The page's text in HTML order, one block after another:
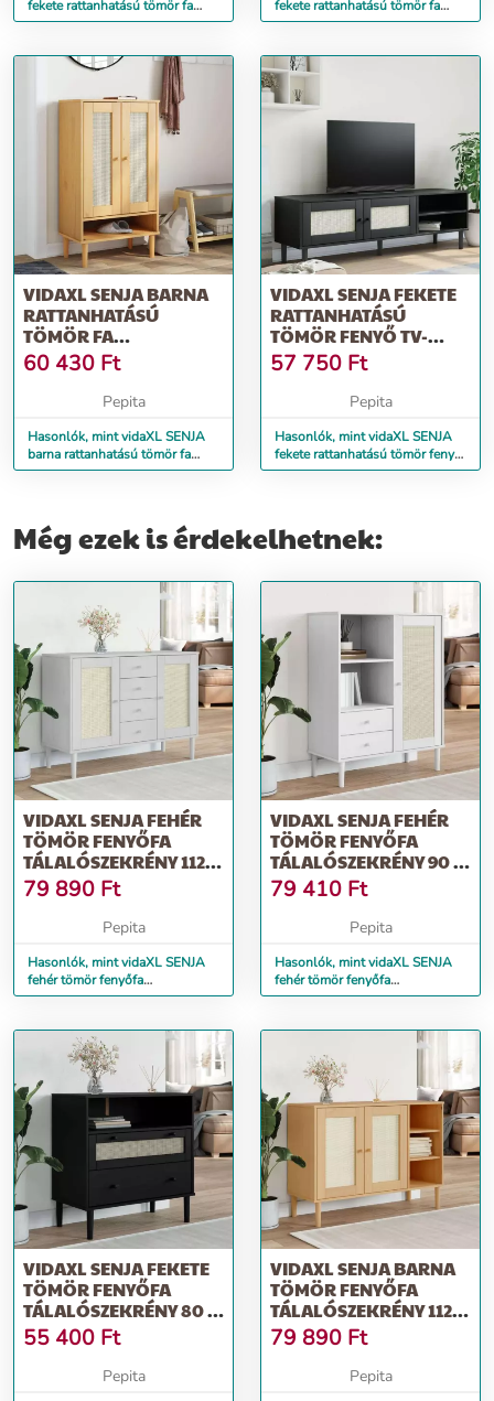
fekete rattanhatású tömör fa
dohányzóasztal 100x55x33 cm
fekete rattanhatású tömör fa
cipőszekrény 59,5x35x107 cm
VIDAXL SENJA BARNA
RATTANHATÁSÚ
TÖMÖR FA
CIPŐSZEKRÉNY
59,5X35X107 CM
60 430 Ft
Pepita
Hasonlók, mint vidaXL SENJA
barna rattanhatású tömör fa
cipőszekrény 59,5x35x107 cm
VIDAXL SENJA FEKETE
RATTANHATÁSÚ
TÖMÖR FENYŐ TV-
SZEKRÉNY 158X40X49
CM
57 750 Ft
Pepita
Hasonlók, mint vidaXL SENJA
fekete rattanhatású tömör fenyő
TV-szekrény 158x40x49 cm
Még ezek is érdekelhetnek:
VIDAXL SENJA FEHÉR
TÖMÖR FENYŐFA
TÁLALÓSZEKRÉNY 112 X
40 X 80 CM
79 890 Ft
Pepita
Hasonlók, mint vidaXL SENJA
fehér tömör fenyőfa
tálalószekrény 112 x 40 x 80 cm
VIDAXL SENJA FEHÉR
TÖMÖR FENYŐFA
TÁLALÓSZEKRÉNY 90 X
40 X 112 CM
79 410 Ft
Pepita
Hasonlók, mint vidaXL SENJA
fehér tömör fenyőfa
tálalószekrény 90 x 40 x 112 cm
VIDAXL SENJA FEKETE
TÖMÖR FENYŐFA
TÁLALÓSZEKRÉNY 80 X
40 X 80 CM
55 400 Ft
Pepita
VIDAXL SENJA BARNA
TÖMÖR FENYŐFA
TÁLALÓSZEKRÉNY 112 X
40 X 80 CM
79 890 Ft
Pepita